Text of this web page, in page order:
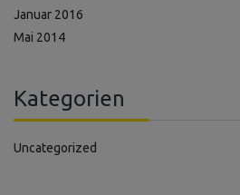
Januar 2016
Mai 2014
Kategorien
Uncategorized